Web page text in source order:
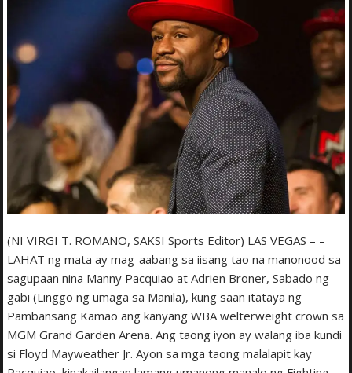
(NI VIRGI T. ROMANO, SAKSI Sports Editor) LAS VEGAS – –
LAHAT ng mata ay mag-aabang sa iisang tao na manonood sa
sagupaan nina Manny Pacquiao at Adrien Broner, Sabado ng
gabi (Linggo ng umaga sa Manila), kung saan itataya ng
Pambansang Kamao ang kanyang WBA welterweight crown sa
MGM Grand Garden Arena. Ang taong iyon ay walang iba kundi
si Floyd Mayweather Jr. Ayon sa mga taong malalapit kay